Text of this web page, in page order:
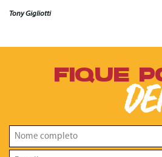
Tony Gigliotti
FIQUE